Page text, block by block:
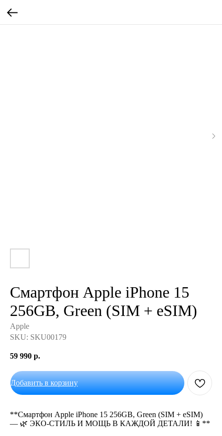
Смартфон Apple iPhone 15
256GB, Green (SIM + eSIM)
Apple
SKU: SKU00179
59 990 р.
Добавить в корзину
**Смартфон Apple iPhone 15 256GB, Green (SIM + eSIM)
— 🌿 ЭКО-СТИЛЬ И МОЩЬ В КАЖДОЙ ДЕТАЛИ! 📱**